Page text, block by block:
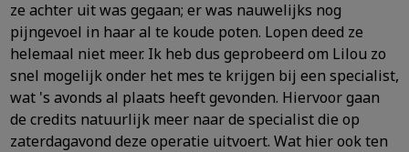
ze achter uit was gegaan; er was nauwelijks nog
pijngevoel in haar al te koude poten. Lopen deed ze
helemaal niet meer. Ik heb dus geprobeerd om Lilou zo
snel mogelijk onder het mes te krijgen bij een specialist,
wat 's avonds al plaats heeft gevonden. Hiervoor gaan
de credits natuurlijk meer naar de specialist die op
zaterdagavond deze operatie uitvoert. Wat hier ook ten